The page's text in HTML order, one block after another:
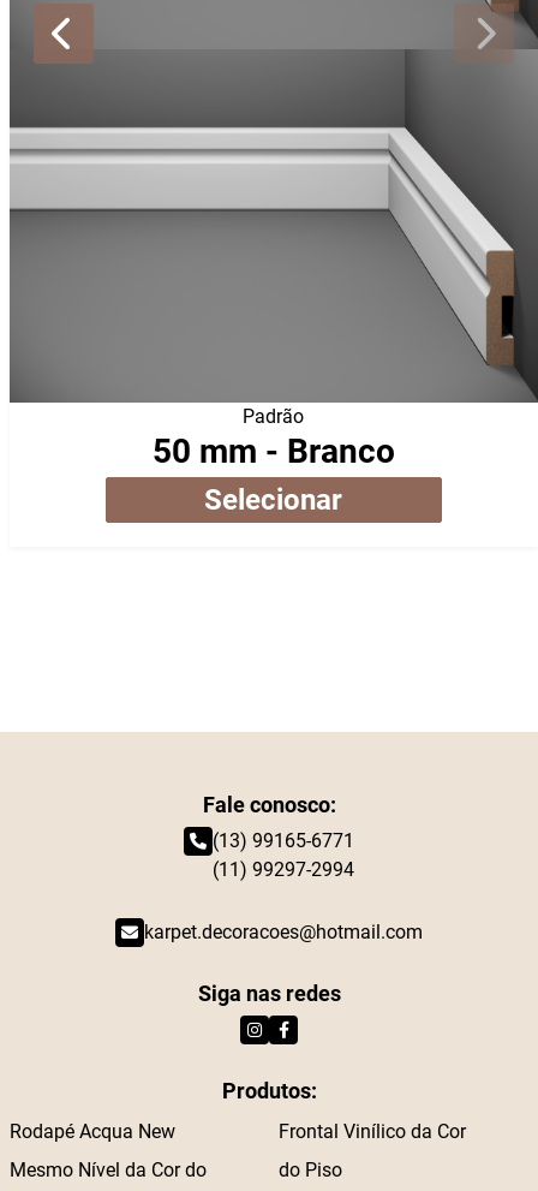
Padrão
50 mm - Branco
Selecionar
Fale conosco:
(13) 99165-6771
(11) 99297-2994
karpet.decoracoes@hotmail.com
Siga nas redes
Produtos:
Rodapé Acqua New
Mesmo Nível da Cor do
Frontal Vinílico da Cor
do Piso